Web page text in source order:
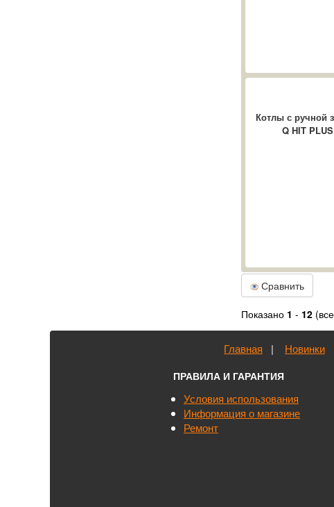
Котлы с ручной
Q HIT
Сравнить
Показано 1 - 12
Главная | Новинки
ПРАВИЛА И ГАРАНТИЯ
Условия использования
Информация о магазине
Ремонт